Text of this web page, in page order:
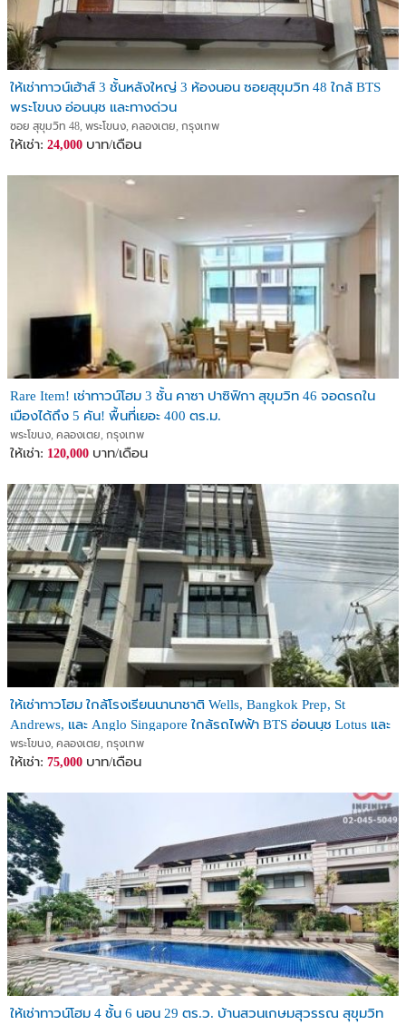
ให้เช่าทาวน์เฮ้าส์ 3 ชั้นหลังใหญ่ 3 ห้องนอน ซอยสุขุมวิท 48 ใกล้ BTS
พระโขนง อ่อนนุช และทางด่วน
ซอย สุขุมวิท 48, พระโขนง, คลองเตย, กรุงเทพ
ให้เช่า: 24,000 บาท/เดือน
Rare Item! เช่าทาวน์โฮม 3 ชั้น คาซา ปาซิฟิกา สุขุมวิท 46 จอดรถใน
เมืองได้ถึง 5 คัน! พื้นที่เยอะ 400 ตร.ม.
พระโขนง, คลองเตย, กรุงเทพ
ให้เช่า: 120,000 บาท/เดือน
ให้เช่าทาวโฮม ใกล้โรงเรียนนานาชาติ Wells, Bangkok Prep, St
Andrews, และ Anglo Singapore ใกล้รถไฟฟ้า BTS อ่อนนุช Lotus และ
ห้าง Century
พระโขนง, คลองเตย, กรุงเทพ
ให้เช่า: 75,000 บาท/เดือน
ให้เช่าทาวน์โฮม 4 ชั้น 6 นอน 29 ตร.ว. บ้านสวนเกษมสุวรรณ สุขุมวิท